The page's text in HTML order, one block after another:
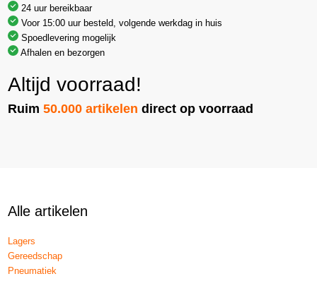
24 uur bereikbaar
Voor 15:00 uur besteld, volgende werkdag in huis
Spoedlevering mogelijk
Afhalen en bezorgen
Altijd voorraad!
Ruim50.000 artikelen direct op voorraad
Alle artikelen
Lagers
Gereedschap
Pneumatiek